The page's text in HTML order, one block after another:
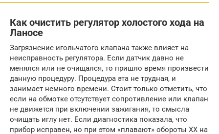
Как очистить регулятор холостого хода на
Ланосе
Загрязнение игольчатого клапана также влияет на
неисправность регулятора. Если датчик давно не
менялся или не очищался, то пришло время произвести
данную процедуру. Процедура эта не трудная, и
занимает немного времени. Стоит только отметить, что
если на обмотке отсутствует сопротивление или клапан
не движется при включении зажигания, то смысла
очищать иглу нет. Если диагностика показала, что
прибор исправен, но при этом «плавают» обороты ХХ на